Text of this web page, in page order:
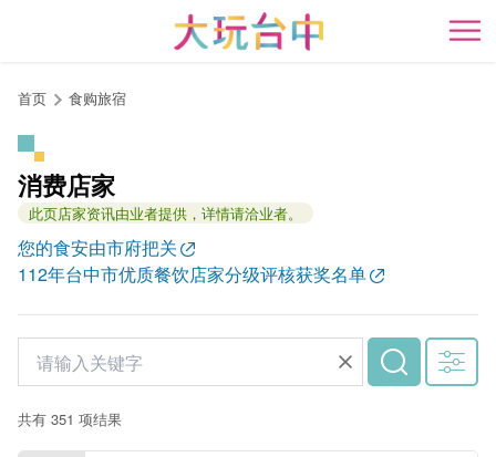
开
首页 食购旅宿
消费店家
此页店家资讯由业者提供，详情请洽业者。
您的食安由市府把关
112年台中市优质餐饮店家分级评核获奖名单
共有 351 项结果